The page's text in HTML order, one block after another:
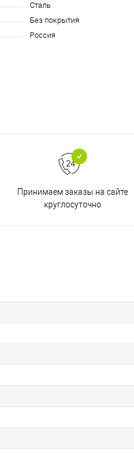
Сталь
Без покрытия
Россия
Принимаем заказы на сайте
круглосуточно